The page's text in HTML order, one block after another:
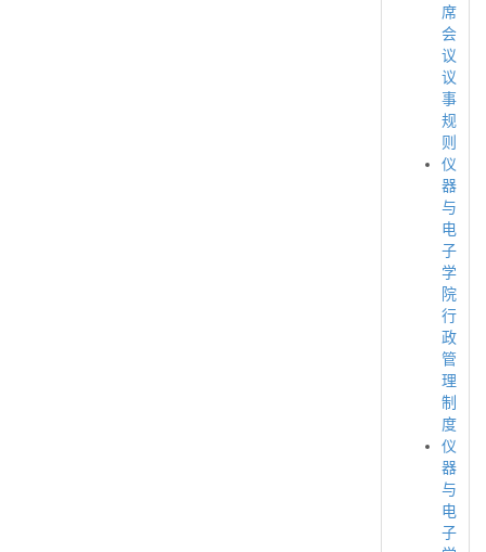
席
会
议
议
事
规
则
仪
器
与
电
子
学
院
行
政
管
理
制
度
仪
器
与
电
子